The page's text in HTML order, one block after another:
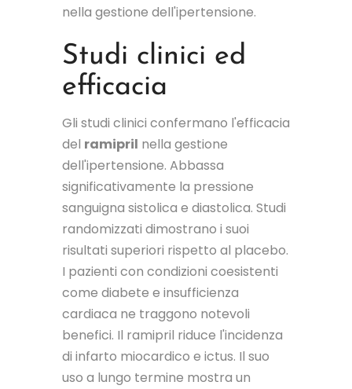
nella gestione dell'ipertensione.
Studi clinici ed
efficacia
Gli studi clinici confermano l'efficacia
del ramipril nella gestione
dell'ipertensione. Abbassa
significativamente la pressione
sanguigna sistolica e diastolica. Studi
randomizzati dimostrano i suoi
risultati superiori rispetto al placebo.
I pazienti con condizioni coesistenti
come diabete e insufficienza
cardiaca ne traggono notevoli
benefici. Il ramipril riduce l'incidenza
di infarto miocardico e ictus. Il suo
uso a lungo termine mostra un